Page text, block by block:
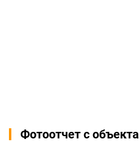
Фотоотчет с объекта